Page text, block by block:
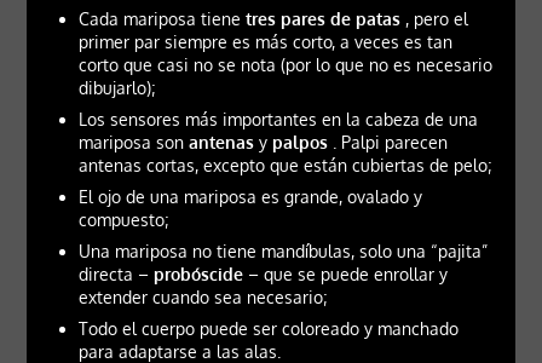
Cada mariposa tiene tres pares de patas, pero el
primer par siempre es más corto, a veces es tan
corto que casi no se nota (por lo que no es necesario
dibujarlo);
Los sensores más importantes en la cabeza de una
mariposa son antenasy palpos. Palpi parecen
antenas cortas, excepto que están cubiertas de pelo;
El ojo de una mariposa es grande, ovalado y
compuesto;
Una mariposa no tiene mandíbulas, solo una “pajita”
directa – probóscide– que se puede enrollar y
extender cuando sea necesario;
Todo el cuerpo puede ser coloreado y manchado
para adaptarse a las alas.